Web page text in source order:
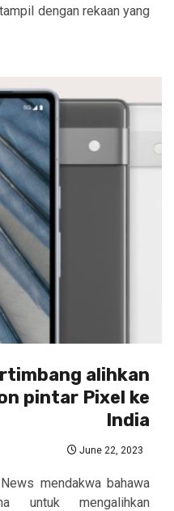
dengan rekaan yang
alihkan
pintar Pixel ke
India
June 22, 2023
mendakwa bahawa
untuk mengalihkan